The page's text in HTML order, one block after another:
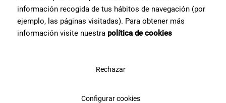
información recogida de tus hábitos de navegación (por
ejemplo, las páginas visitadas). Para obtener más
información visite nuestra política de cookies
Rechazar
Configurar cookies